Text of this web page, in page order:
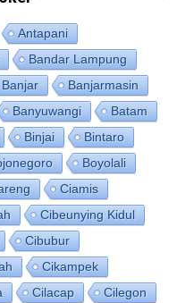
Antapani
Bandar Lampung
Banjar
Banjarmasin
Banyuwangi
Batam
Binjai
Bintaro
Boyolali
Ciamis
Cibeunying Kidul
Cibubur
Cikampek
Cilacap
Cilegon